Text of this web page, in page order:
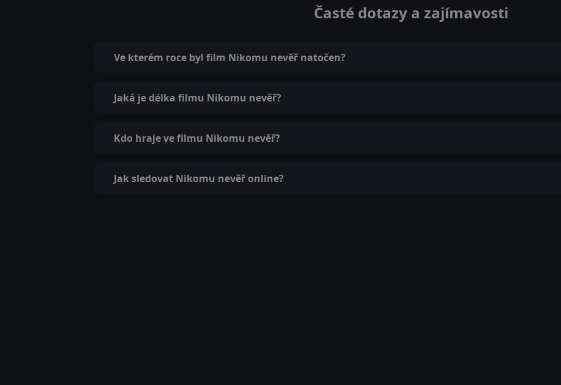
Časté dotazy a zajímavosti
Ve kterém roce byl film Nikomu nevěř natočen?
Jaká je délka filmu Nikomu nevěř?
Kdo hraje ve filmu Nikomu nevěř?
Jak sledovat Nikomu nevěř online?